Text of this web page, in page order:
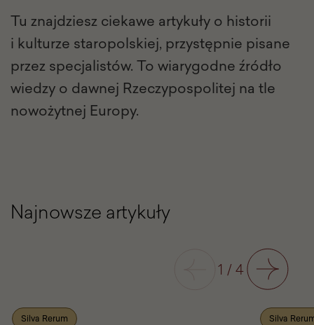
Tu znajdziesz ciekawe artykuły o historii
i kulturze staropolskiej, przystępnie pisane
przez specjalistów. To wiarygodne źródło
wiedzy o dawnej Rzeczypospolitej na tle
nowożytnej Europy.
Najnowsze artykuły
1 /4 Następny
Silva Rerum Silva